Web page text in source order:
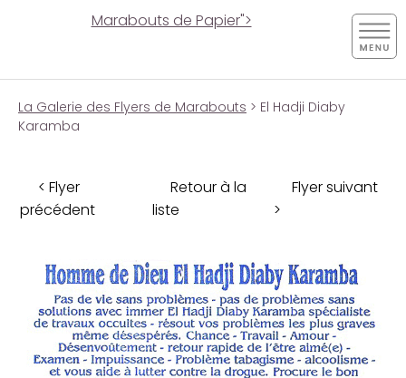
Marabouts de Papier">
La Galerie des Flyers de Marabouts > El Hadji Diaby
Karamba
< Flyer
précédent
Retour à la
liste
Flyer suivant
>